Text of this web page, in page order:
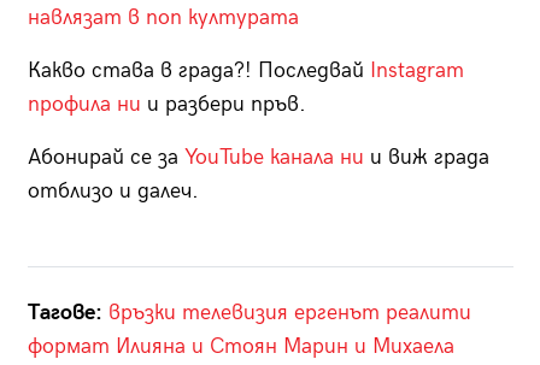
навлязат в поп културата
Какво става в града?! Последвай Instagram
профила ни и разбери пръв.
Абонирай се за YouTube канала ни и виж града
отблизо и далеч.
Тагове: връзки телевизия ергенът реалити
формат Илияна и Стоян Марин и Михаела